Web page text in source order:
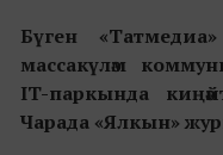
Бүген
массакүләм
IT-паркында
Чарада «Ялкын»